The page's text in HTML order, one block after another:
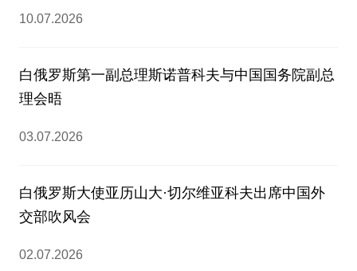
10.07.2026
白俄罗斯第一副总理斯诺普科夫与中国国务院副总
理会晤
03.07.2026
白俄罗斯大使亚历山大·切尔维亚科夫出席中国外
交部吹风会
02.07.2026